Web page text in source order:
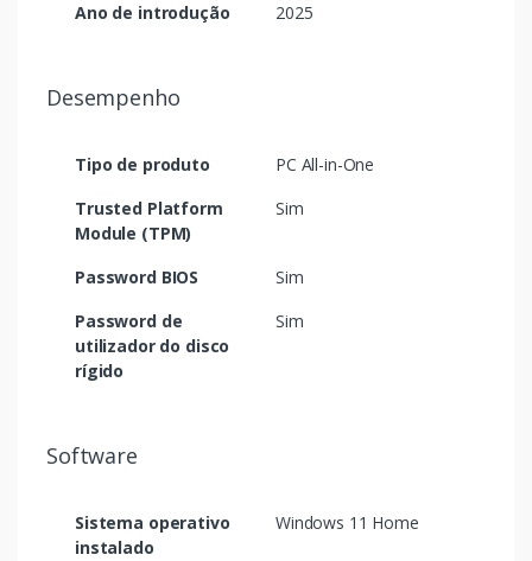
Ano de introdução 2025
Desempenho
Tipo de produto
PC All-in-One
Trusted Platform
Module (TPM)
Sim
Password BIOS
Sim
Password de
utilizador do disco
rígido
Sim
Software
Sistema operativo
instalado
Windows 11 Home